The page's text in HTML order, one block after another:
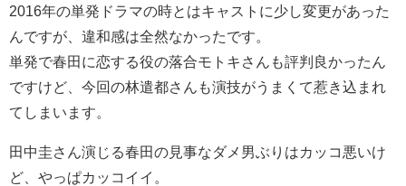
2016年の単発ドラマの時とはキャストに少し変更があった
んですが、違和感は全然なかったです。
単発で春田に恋する役の落合モトキさんも評判良かったん
ですけど、今回の林遣都さんも演技がうまくて惹き込まれ
てしまいます。
田中圭さん演じる春田の見事なダメ男ぶりはカッコ悪いけ
ど、やっぱカッコイイ。